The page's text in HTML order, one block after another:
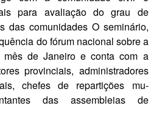
para avaliação do grau de
das co­munidades O seminário,
do fórum na­cional sobre a
mês de Janeiro e conta com a
provinciais, administradores
chefes de repartições mu­
das as­sembleias de